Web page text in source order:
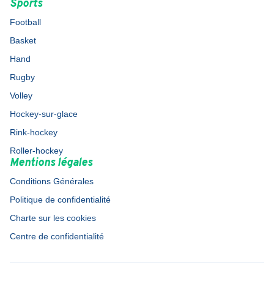
Sports
Football
Basket
Hand
Rugby
Volley
Hockey-sur-glace
Rink-hockey
Roller-hockey
Mentions légales
Conditions Générales
Politique de confidentialité
Charte sur les cookies
Centre de confidentialité